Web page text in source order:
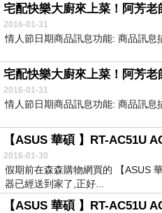
2016-01-31
情人節日期商品訊息功能: 商品訊息
2016-01-31
情人節日期商品訊息功能: 商品訊息
【ASUS 華碩 】RT-AC51U
2016-01-30
假期前在森森購物網買的 【ASUS
器已經送到家了,正好...
【ASUS 華碩 】RT-AC51U